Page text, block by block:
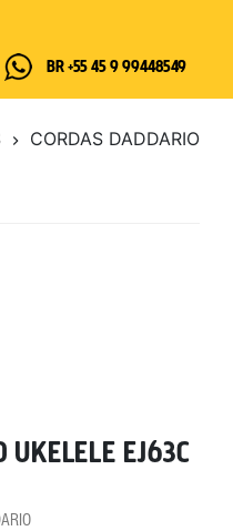
BR +55 45 9 99448549
CORDAS DADDARIO
UKELELE EJ63C